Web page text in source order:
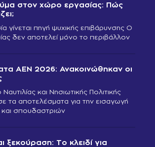
στον χώρο εργασίας: Πώς
γίνεται πηγή ψυχικής επιβάρυνσης Ο
δεν αποτελεί μόνο το περιβάλλον
ΑΕΝ 2026: Ανακοινώθηκαν οι
και Νησιωτικής Πολιτικής
τα αποτελέσματα για την εισαγωγή
σπουδαστριών
ξεκούραση: Το κλειδί για